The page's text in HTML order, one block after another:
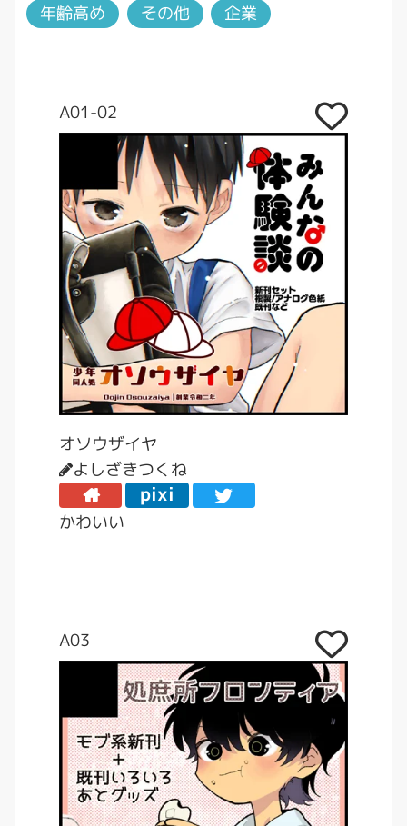
年齢高め
その他 企業
A01-02
オソウザイヤ
よしざきつくね
pixi
v
かわいい
A03